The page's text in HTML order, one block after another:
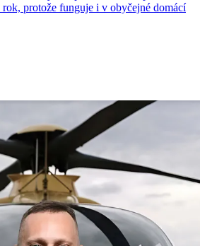
protože funguje i v obyčejné domácí